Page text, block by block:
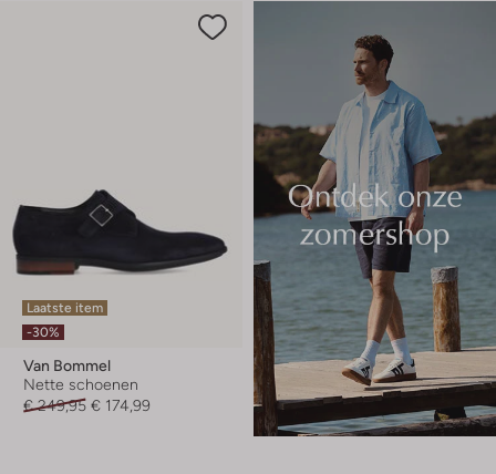
Laatste item
-30%
Van Bommel
Nette schoenen
€ 249,95 € 174,99